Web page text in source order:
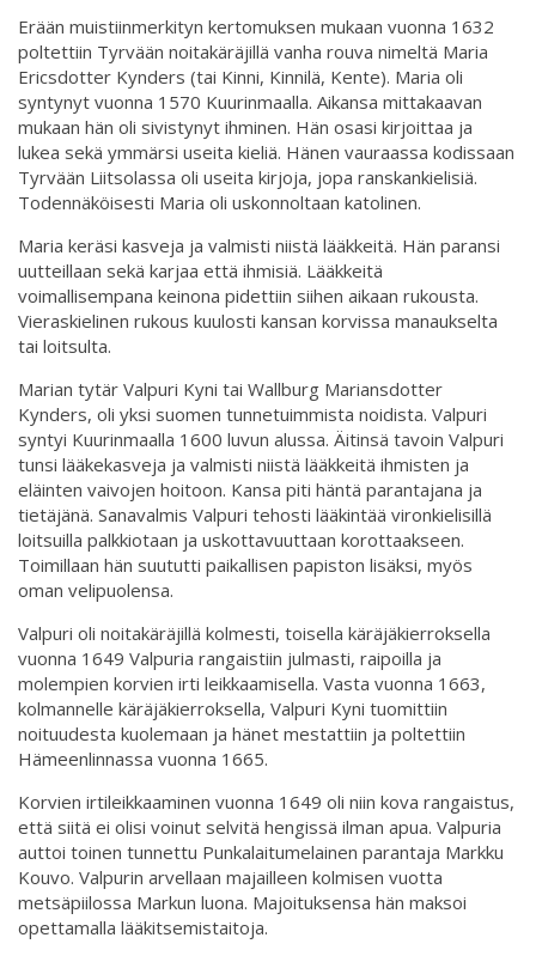
Erään muistiinmerkityn kertomuksen mukaan vuonna 1632
poltettiin Tyrvään noitakäräjillä vanha rouva nimeltä Maria
Ericsdotter Kynders (tai Kinni, Kinnilä, Kente). Maria oli
syntynyt vuonna 1570 Kuurinmaalla. Aikansa mittakaavan
mukaan hän oli sivistynyt ihminen. Hän osasi kirjoittaa ja
lukea sekä ymmärsi useita kieliä. Hänen vauraassa kodissaan
Tyrvään Liitsolassa oli useita kirjoja, jopa ranskankielisiä.
Todennäköisesti Maria oli uskonnoltaan katolinen.
Maria keräsi kasveja ja valmisti niistä lääkkeitä. Hän paransi
uutteillaan sekä karjaa että ihmisiä. Lääkkeitä
voimallisempana keinona pidettiin siihen aikaan rukousta.
Vieraskielinen rukous kuulosti kansan korvissa manaukselta
tai loitsulta.
Marian tytär Valpuri Kyni tai Wallburg Mariansdotter
Kynders, oli yksi suomen tunnetuimmista noidista. Valpuri
syntyi Kuurinmaalla 1600 luvun alussa. Äitinsä tavoin Valpuri
tunsi lääkekasveja ja valmisti niistä lääkkeitä ihmisten ja
eläinten vaivojen hoitoon. Kansa piti häntä parantajana ja
tietäjänä. Sanavalmis Valpuri tehosti lääkintää vironkielisillä
loitsuilla palkkiotaan ja uskottavuuttaan korottaakseen.
Toimillaan hän suututti paikallisen papiston lisäksi, myös
oman velipuolensa.
Valpuri oli noitakäräjillä kolmesti, toisella käräjäkierroksella
vuonna 1649 Valpuria rangaistiin julmasti, raipoilla ja
molempien korvien irti leikkaamisella. Vasta vuonna 1663,
kolmannelle käräjäkierroksella, Valpuri Kyni tuomittiin
noituudesta kuolemaan ja hänet mestattiin ja poltettiin
Hämeenlinnassa vuonna 1665.
Korvien irtileikkaaminen vuonna 1649 oli niin kova rangaistus,
että siitä ei olisi voinut selvitä hengissä ilman apua. Valpuria
auttoi toinen tunnettu Punkalaitumelainen parantaja Markku
Kouvo. Valpurin arvellaan majailleen kolmisen vuotta
metsäpiilossa Markun luona. Majoituksensa hän maksoi
opettamalla lääkitsemistaitoja.